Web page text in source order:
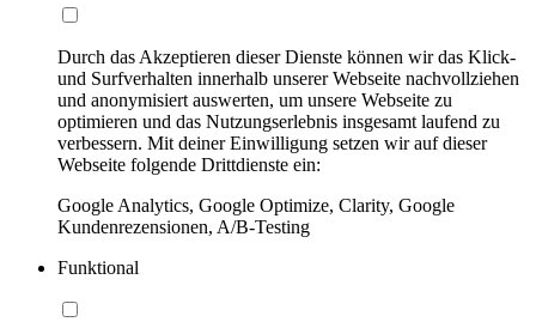
Durch das Akzeptieren dieser Dienste können wir das Klick-
und Surfverhalten innerhalb unserer Webseite nachvollziehen
und anonymisiert auswerten, um unsere Webseite zu
optimieren und das Nutzungserlebnis insgesamt laufend zu
verbessern. Mit deiner Einwilligung setzen wir auf dieser
Webseite folgende Drittdienste ein:
Google Analytics, Google Optimize, Clarity, Google
Kundenrezensionen, A/B-Testing
Funktional